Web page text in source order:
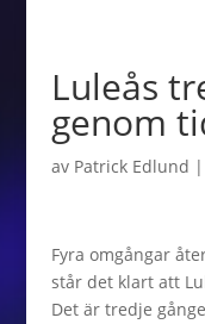
Luleås
genom
av Patrick Edlund |
Fyra omgångar
står det klart att
Det är tredje